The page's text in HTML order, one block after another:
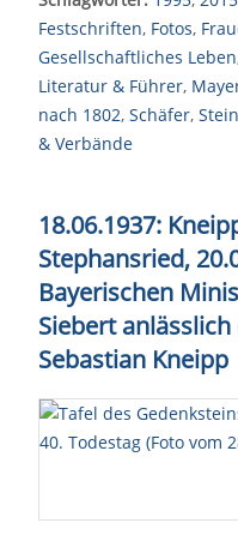
Festschriften, Fotos,
Gesellschaftliches Leben
Literatur & Führer,
nach 1802, Schäfer,
& Verbände
18.06.1937:
Stephansried,
Bayerischen
Siebert
Sebastian Kneipp